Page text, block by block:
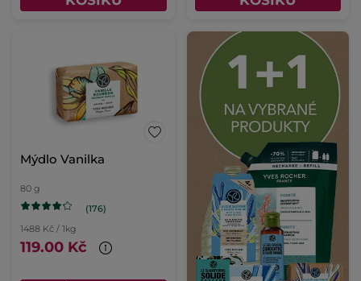
Mýdlo Vanilka
80 g
(176)
1488 Kč / 1kg
119.00 Kč